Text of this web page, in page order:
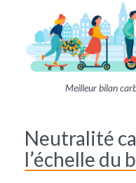
Meilleur bilan
Neutralité
l’échelle du